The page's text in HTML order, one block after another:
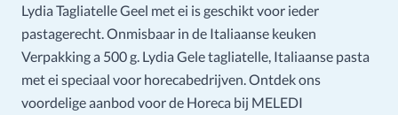
Lydia Tagliatelle Geel met ei is geschikt voor ieder
pastagerecht. Onmisbaar in de Italiaanse keuken
Verpakking a 500 g. Lydia Gele tagliatelle, Italiaanse pasta
met ei speciaal voor horecabedrijven. Ontdek ons
voordelige aanbod voor de Horeca bij MELEDI